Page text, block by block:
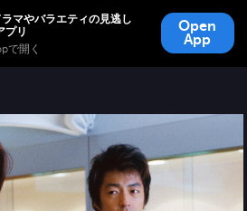
ラマやバラエティの見逃し
で開く
Open
App